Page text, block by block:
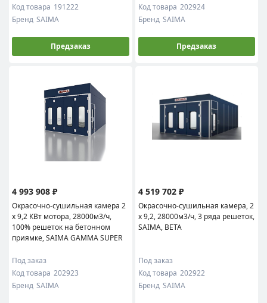
Код товара 191222
Бренд SAIMA
Предзаказ
Код товара 202924
Бренд SAIMA
Предзаказ
4 993 908 ₽
Окрасочно-сушильная камера 2
х 9,2 КВт мотора, 28000м3/ч,
100% решеток на бетонном
приямке, SAIMA GAMMA SUPER
Под заказ
Код товара 202923
Бренд SAIMA
4 519 702 ₽
Окрасочно-сушильная камера, 2
х 9,2, 28000м3/ч, 3 ряда решеток,
SAIMA, BETA
Под заказ
Код товара 202922
Бренд SAIMA